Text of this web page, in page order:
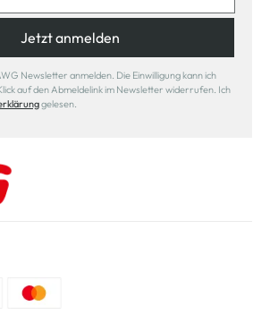
Jetzt anmelden
Newsletter anmelden. Die Einwilligung kann ich
auf den Abmeldelink im Newsletter widerrufen. Ich
gelesen.